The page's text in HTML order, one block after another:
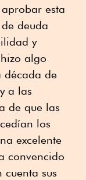
esta
deuda
y
algo
de
a las
de que las
los
excelente
convencido
sus